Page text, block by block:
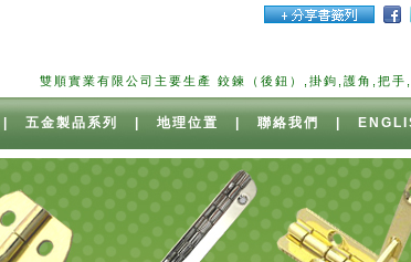
雙順實業有限公司主要生產 鉸鍊（後鈕）,掛鉤,護角,把手,鎖扣
五金製品系列 地理位置 聯絡我們